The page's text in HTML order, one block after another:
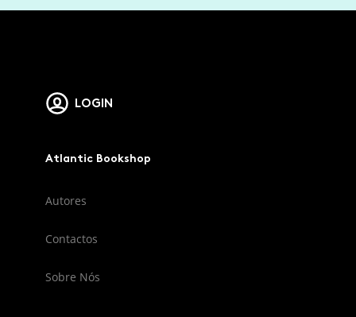
LOGIN
Atlantic Bookshop
Autores
Contactos
Sobre Nós